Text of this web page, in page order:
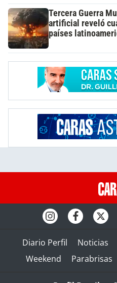
Tercera Guerra
artificial reveló
países
Diario Perfil Noticias
Weekend
Parabrisas